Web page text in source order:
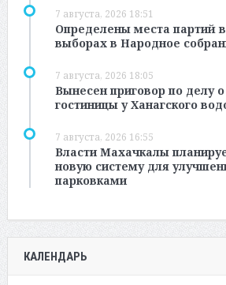
7 августа, 2026 18:51
Определены места партий
выборах в Народное
7 августа, 2026 18:05
Вынесен приговор по делу о
гостиницы у Ханагского
7 августа, 2026 16:55
Власти Махачкалы
новую систему для
парковками
КАЛЕНДАРЬ